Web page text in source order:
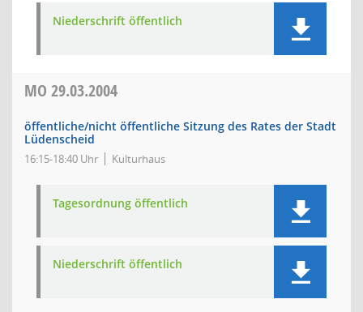
Niederschrift öffentlich
MO 29.03.2004
öffentliche/nicht öffentliche Sitzung des Rates der Stadt
Lüdenscheid
16:15-18:40 Uhr Kulturhaus
Tagesordnung öffentlich
Niederschrift öffentlich